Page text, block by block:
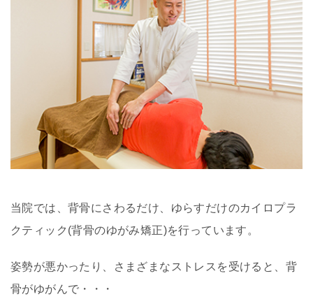
当院では、背骨にさわるだけ、ゆらすだけのカイロプラ
クティック(背骨のゆがみ矯正)を行っています。
姿勢が悪かったり、さまざまなストレスを受けると、背
骨がゆがんで・・・